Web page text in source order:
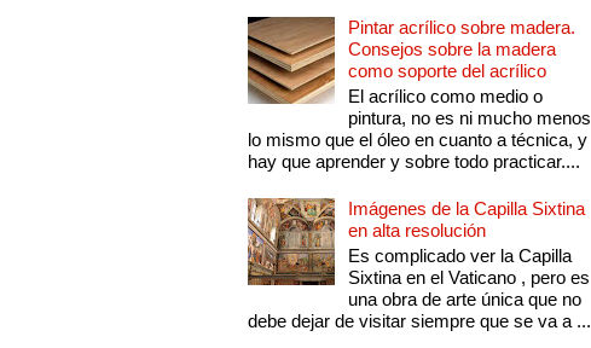
Pintar acrílico sobre madera.
Consejos sobre la madera
como soporte del acrílico
El acrílico como medio o
pintura, no es ni mucho menos
lo mismo que el óleo en cuanto a técnica, y
hay que aprender y sobre todo practicar....
Imágenes de la Capilla Sixtina
en alta resolución
Es complicado ver la Capilla
Sixtina en el Vaticano , pero es
una obra de arte única que no
debe dejar de visitar siempre que se va a ...